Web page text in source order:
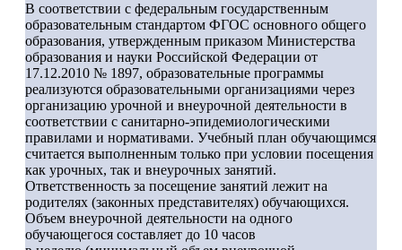
В соответствии с федеральным государственным
образовательным стандартом ФГОС основного общего
образования, утвержденным приказом Министерства
образования и науки Российской Федерации от
17.12.2010 № 1897, образовательные программы
реализуются образовательными организациями через
организацию урочной и внеурочной деятельности в
соответствии с санитарно-эпидемиологическими
правилами и нормативами. Учебный план обучающимся
считается выполненным только при условии посещения
как урочных, так и внеурочных занятий.
Ответственность за посещение занятий лежит на
родителях (законных представителях) обучающихся.
Объем внеурочной деятельности на одного
обучающегося составляет до 10 часов